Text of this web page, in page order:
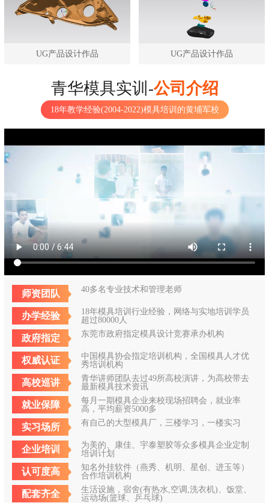
UG产品设计作品 UG产品设计作品
青华模具实训-公司介绍
18年教学经验(2004-2022)模具培训的黄埔军校
师资团队 40多名专业技术和管理老师
办学经验
18年模具培训行业经验，网络与实地培训学员
超过80000人
政府指定 东莞市政府指定模具设计竞赛承办机构
权威认证
中国模具协会指定培训机构，全国模具人才优
秀培训机构
高校巡讲
青华讲师团队去过49所高校演讲，为高校带去
最新模具技术资讯
就业保障
每月一期模具企业来校现场招聘会，就业率
高，平均薪资5000多
实习场所 有自己的大型模具厂，三楼学习，一楼实习
企业培训
为美的、康佳、宇泰塑胶等众多模具企业定制
培训计划
认可度高
知名外挂软件（燕秀、机明、星创、进玉等）
合作培训机构
配套齐全
生活设施，宿舍(有热水,空调,洗衣机)、饭堂、
运动场(篮球、乒乓球)